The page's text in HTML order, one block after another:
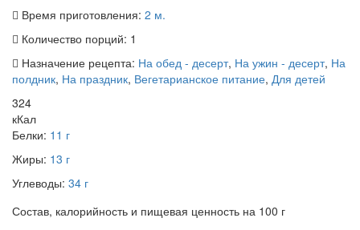
Время приготовления: 2 м.
Количество порций: 1
Назначение рецепта: На обед - десерт, На ужин - десерт, На
полдник, На праздник, Вегетарианское питание, Для детей
324
кКал
Белки: 11 г
Жиры: 13 г
Углеводы: 34 г
Состав, калорийность и пищевая ценность на 100 г